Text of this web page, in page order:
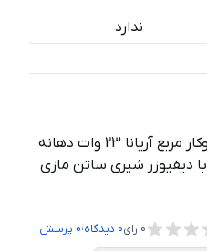
ندارد
چراغ توکار مربع آریانا 23 وات دهانه
15cm با دیفیوزر شیری ساتن مازی
0 رای0 دیدگاه،0 پرسش